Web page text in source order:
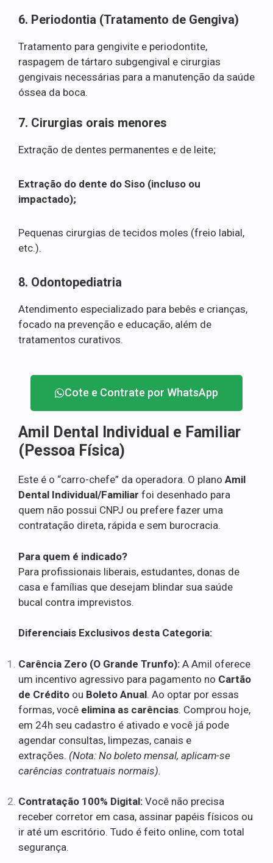
6. Periodontia (Tratamento de Gengiva)
Tratamento para gengivite e periodontite,
raspagem de tártaro subgengival e cirurgias
gengivais necessárias para a manutenção da saúde
óssea da boca.
7. Cirurgias orais menores
Extração de dentes permanentes e de leite;
Extração do dente do Siso (incluso ou
impactado);
Pequenas cirurgias de tecidos moles (freio labial,
etc.).
8. Odontopediatria
Atendimento especializado para bebês e crianças,
focado na prevenção e educação, além de
tratamentos curativos.
Cote e Contrate por WhatsApp
Amil Dental Individual e Familiar
(Pessoa Física)
Este é o “carro-chefe” da operadora. O plano Amil
Dental Individual/Familiar foi desenhado para
quem não possui CNPJ ou prefere fazer uma
contratação direta, rápida e sem burocracia.
Para quem é indicado?
Para profissionais liberais, estudantes, donas de
casa e famílias que desejam blindar sua saúde
bucal contra imprevistos.
Diferenciais Exclusivos desta Categoria:
Carência Zero (O Grande Trunfo): A Amil oferece
um incentivo agressivo para pagamento no Cartão
de Crédito ou Boleto Anual. Ao optar por essas
formas, você elimina as carências. Comprou hoje,
em 24h seu cadastro é ativado e você já pode
agendar consultas, limpezas, canais e
extrações. (Nota: No boleto mensal, aplicam-se
carências contratuais normais).
Contratação 100% Digital: Você não precisa
receber corretor em casa, assinar papéis físicos ou
ir até um escritório. Tudo é feito online, com total
segurança.